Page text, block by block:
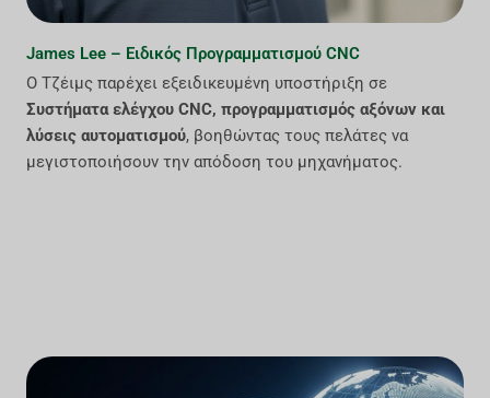
James Lee – Ειδικός Προγραμματισμού CNC
Ο Τζέιμς παρέχει εξειδικευμένη υποστήριξη σε
Συστήματα ελέγχου CNC, προγραμματισμός αξόνων και
λύσεις αυτοματισμού, βοηθώντας τους πελάτες να
μεγιστοποιήσουν την απόδοση του μηχανήματος.